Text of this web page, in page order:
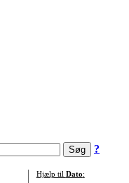
?
Hjælp til Dato: